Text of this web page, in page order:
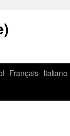
Français Italiano